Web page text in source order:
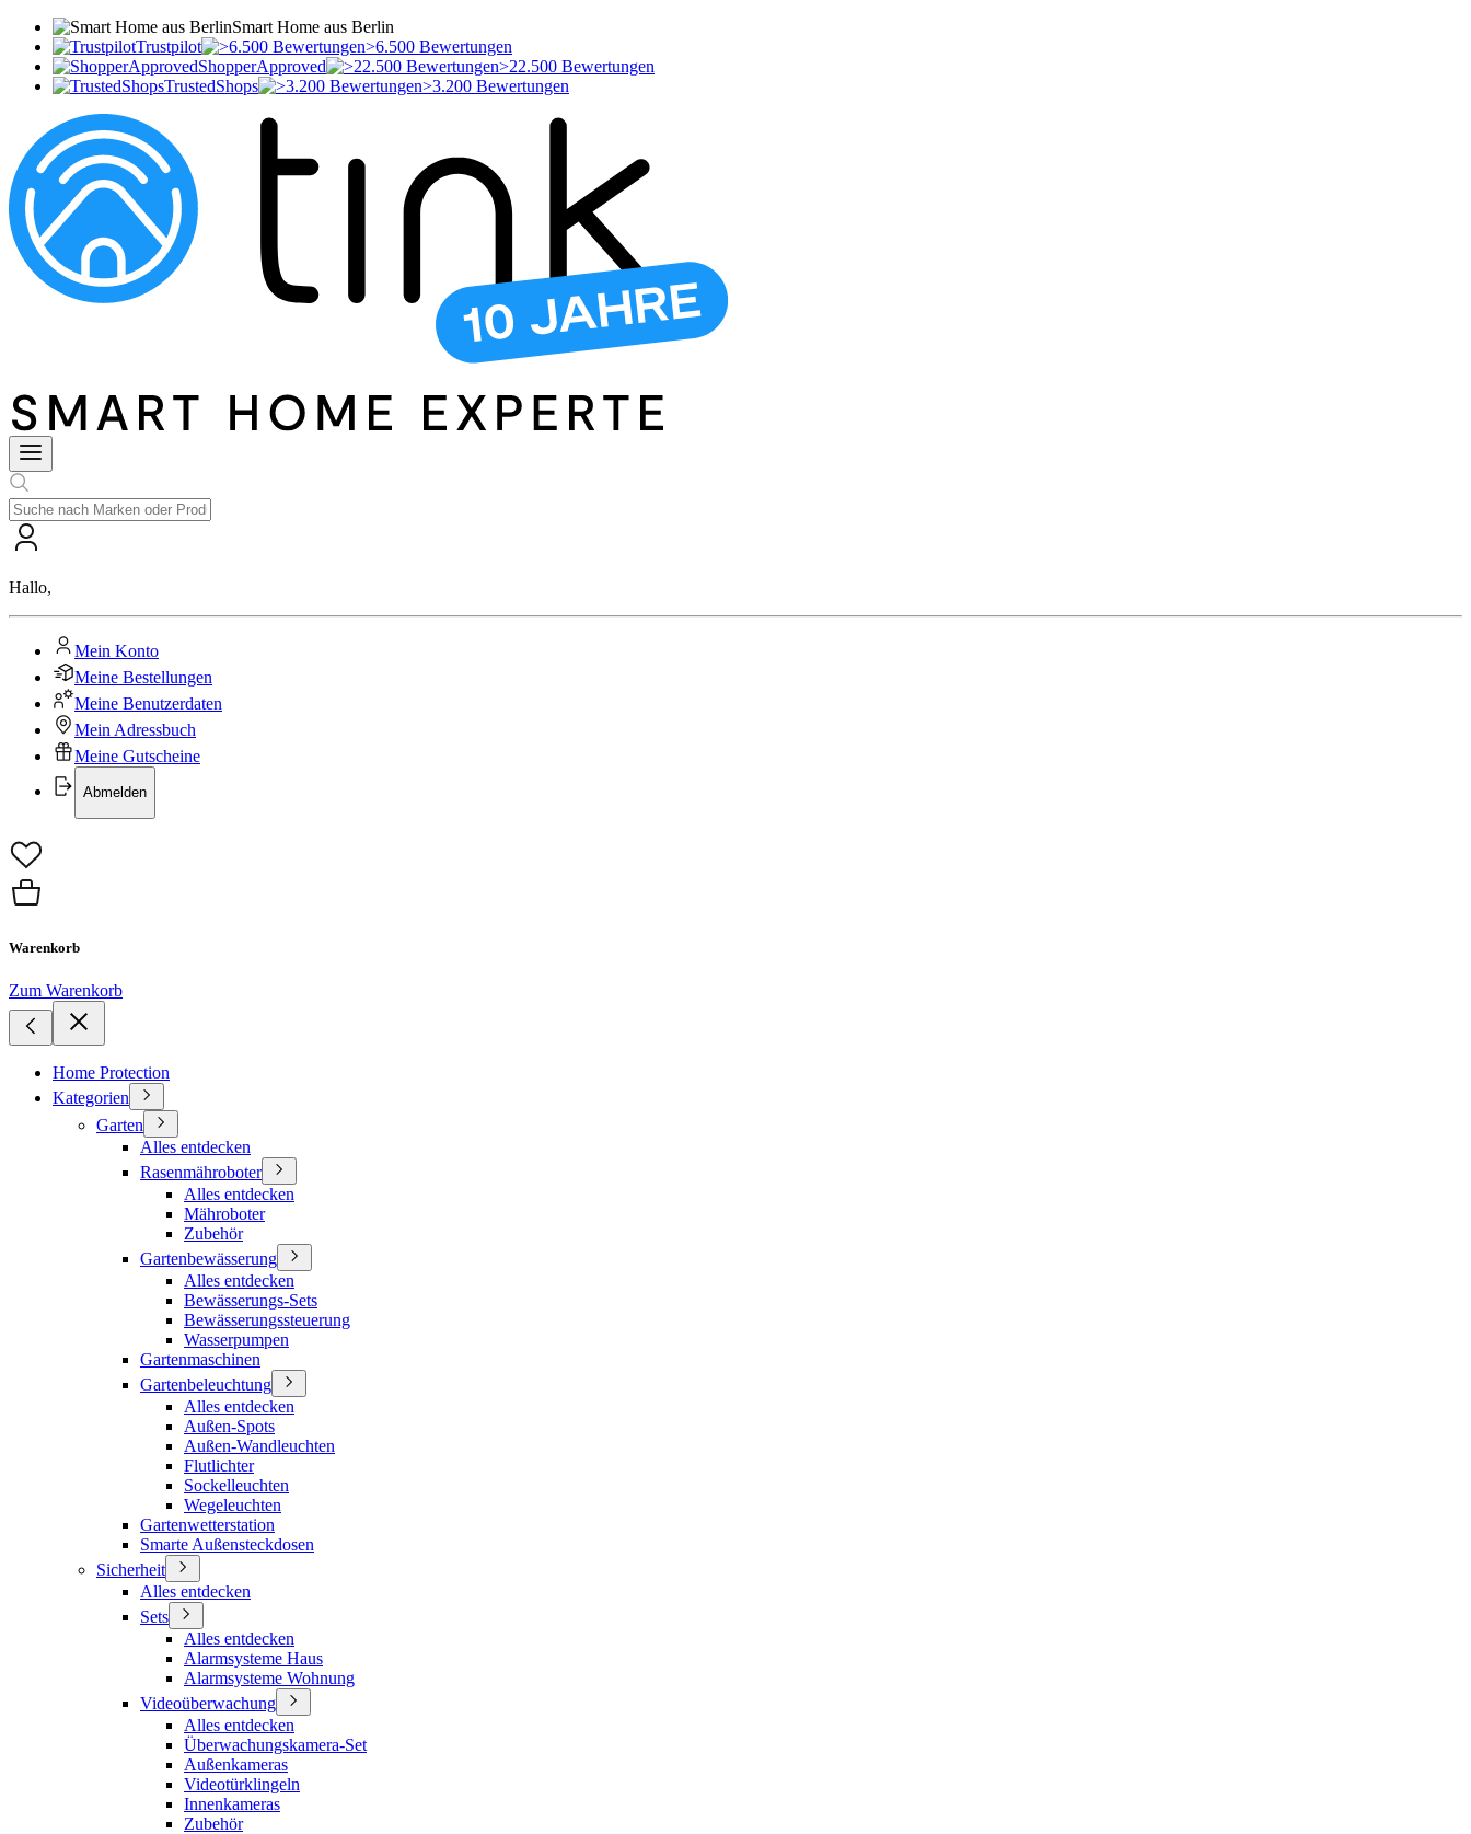
Smart Home aus Berlin
Trustpilot
>6.500 Bewertungen
ShopperApproved
>22.500 Bewertungen
TrustedShops
>3.200 Bewertungen
Hallo,
Mein Konto
Meine Bestellungen
Meine Benutzerdaten
Mein Adressbuch
Meine Gutscheine
Abmelden
Warenkorb
Zum Warenkorb
Home Protection
Kategorien
Garten
Alles entdecken
Rasenmähroboter
Alles entdecken
Mähroboter
Zubehör
Gartenbewässerung
Alles entdecken
Bewässerungs-Sets
Bewässerungssteuerung
Wasserpumpen
Gartenmaschinen
Gartenbeleuchtung
Alles entdecken
Außen-Spots
Außen-Wandleuchten
Flutlichter
Sockelleuchten
Wegeleuchten
Gartenwetterstation
Smarte Außensteckdosen
Sicherheit
Alles entdecken
Sets
Alles entdecken
Alarmsysteme Haus
Alarmsysteme Wohnung
Videoüberwachung
Alles entdecken
Überwachungskamera-Set
Außenkameras
Videotürklingeln
Innenkameras
Zubehör